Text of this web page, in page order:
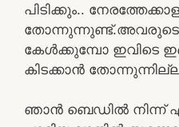
പിടിക്കും..
തോന്നുന്നുണ്ട്.അവരുടെ
കേൾക്കുമ്പോ ഇവിടെ
കിടക്കാൻ
ഞാൻ ബെഡിൽ നിന്ന്